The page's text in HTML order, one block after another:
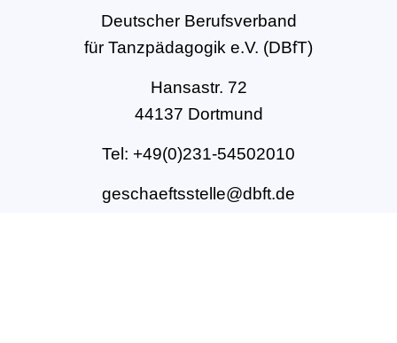
Deutscher Berufsverband
für Tanzpädagogik e.V. (DBfT)
Hansastr. 72
44137 Dortmund
Tel: +49(0)231-54502010
geschaeftsstelle@dbft.de